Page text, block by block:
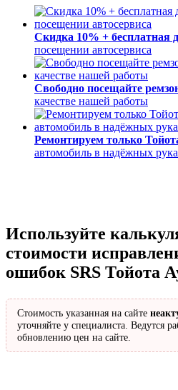
Скидка 10% + бесплатная
посещении автосервиса
Свободно посещайте
качестве нашей работы
Ремонтируем только
автомобиль в надёжных
Используйте
стоимости
ошибок SRS Тойота
Стоимость указанная на сайте
уточняйте у специалиста. Ведутся
обновлению цен на сайте.